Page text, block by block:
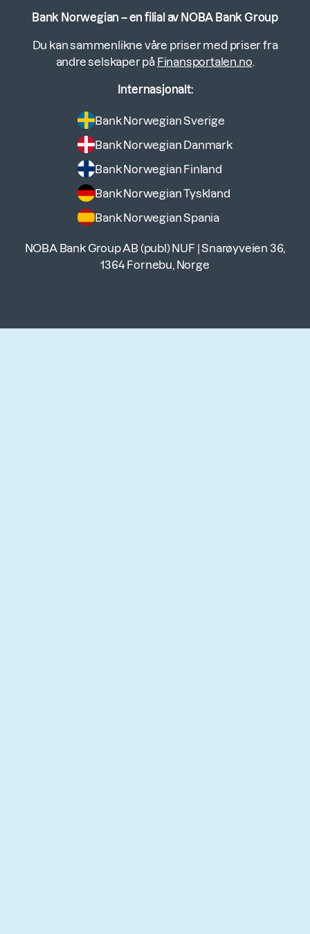
Bank Norwegian – en filial av NOBA Bank Group
Du kan sammenlikne våre priser med priser fra
andre selskaper på Finansportalen.no.
Internasjonalt:
Bank Norwegian Sverige
Bank Norwegian Danmark
Bank Norwegian Finland
Bank Norwegian Tyskland
Bank Norwegian Spania
NOBA Bank Group AB (publ) NUF |Snarøyveien 36,
1364 Fornebu, Norge